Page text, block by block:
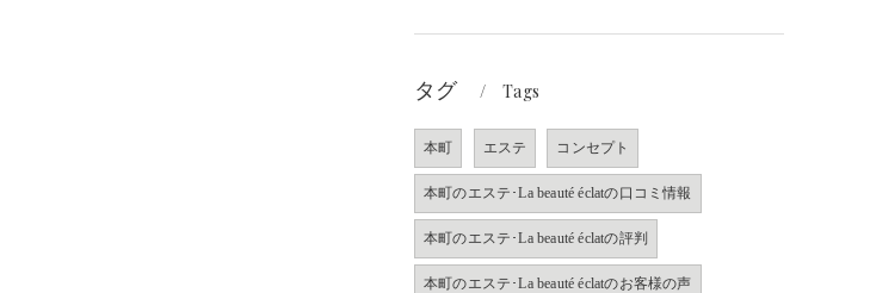
タグ Tags
本町 エステ コンセプト
本町のエステ･La beauté éclatの口コミ情報
本町のエステ･La beauté éclatの評判
本町のエステ･La beauté éclatのお客様の声